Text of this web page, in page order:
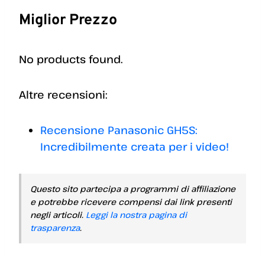
Miglior Prezzo
No products found.
Altre recensioni:
Recensione Panasonic GH5S:
Incredibilmente creata per i video!
Questo sito partecipa a programmi di affiliazione
e potrebbe ricevere compensi dai link presenti
negli articoli. Leggi la nostra pagina di
trasparenza.